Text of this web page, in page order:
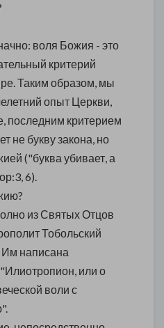
воля Божия - это
критерий
Таким образом, мы
опыт Церкви,
последним критерием
не букву закона, но
("буква убивает, а
6).
из Святых Отцов
Тобольский
написана
или о
воли с